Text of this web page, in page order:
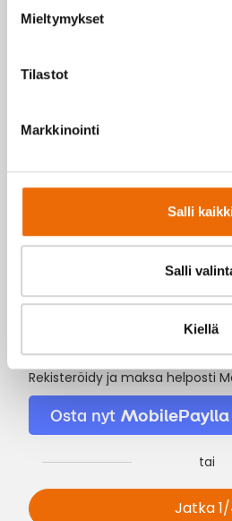
Mieltymykset
Tilastot
Markkinointi
Salli
Salli
Kiellä
Liittymisen jälkeen lähetä
LISÄTIEDOT
VALITSE
Rekisteröidy ja maksa helposti
Osta nyt MobilePaylla
tai
Jatka